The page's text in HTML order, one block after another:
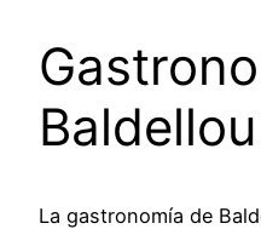
Baldellou
La gastronomía de